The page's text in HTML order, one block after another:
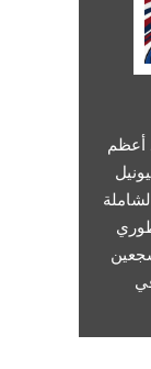
أعظم